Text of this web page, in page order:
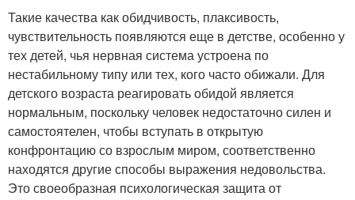
Такие качества как обидчивость, плаксивость,
чувствительность появляются еще в детстве, особенно у
тех детей, чья нервная система устроена по
нестабильному типу или тех, кого часто обижали. Для
детского возраста реагировать обидой является
нормальным, поскольку человек недостаточно силен и
самостоятелен, чтобы вступать в открытую
конфронтацию со взрослым миром, соответственно
находятся другие способы выражения недовольства.
Это своеобразная психологическая защита от